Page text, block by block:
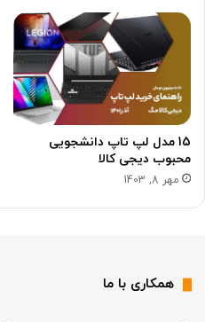
15 مدل لپ تاپ دانشجویی
محبوب دیجی کالا
مهر 8, 1403
همکاری با ما